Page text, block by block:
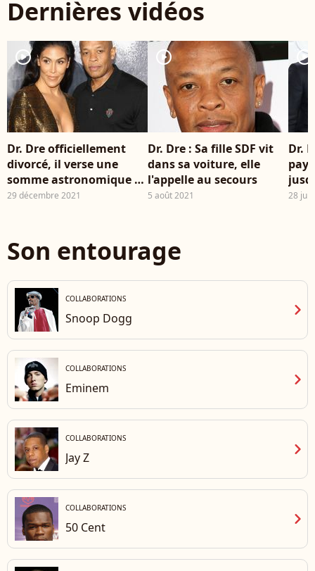
Dernières vidéos
player2
Dr. Dre officiellement
divorcé, il verse une
somme astronomique à
son ex Nicole Young !
29 décembre 2021
player2
Dr. Dre : Sa fille SDF vit
dans sa voiture, elle
l'appelle au secours
5 août 2021
player2
Dr.
28
Son entourage
COLLABORATIONS
Snoop Dogg chevron_right
COLLABORATIONS
Eminem chevron_right
COLLABORATIONS
Jay Z chevron_right
COLLABORATIONS
50 Cent chevron_right